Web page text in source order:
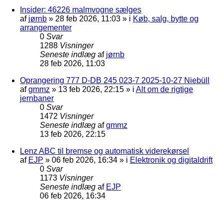
Insider: 46226 malmvogne sælges
af jørnb » 28 feb 2026, 11:03 » i Køb, salg, bytte og
arrangementer
0 Svar
1288 Visninger
Seneste indlæg af jørnb
28 feb 2026, 11:03
Oprangering 777 D-DB 245 023-7 2025-10-27 Niebüll
afgmmz » 13 feb 2026, 22:15 » i Alt om de rigtige
jernbaner
0 Svar
1472 Visninger
Seneste indlæg afgmmz
13 feb 2026, 22:15
Lenz ABC til bremse og automatisk viderekørsel
af EJP » 06 feb 2026, 16:34 » i Elektronik og digitaldrift
0 Svar
1173 Visninger
Seneste indlæg af EJP
06 feb 2026, 16:34